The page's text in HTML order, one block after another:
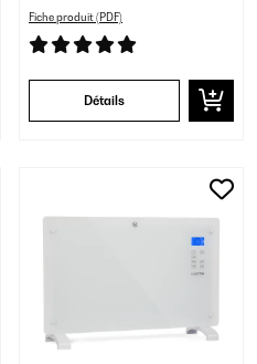
Fiche produit (PDF)
Détails